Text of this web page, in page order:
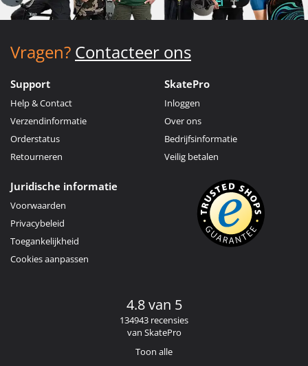
Vragen? Contacteer ons
Support
Help & Contact
Verzendinformatie
Orderstatus
Retourneren
SkatePro
Inloggen
Over ons
Bedrijfsinformatie
Veilig betalen
Juridische informatie
Voorwaarden
Privacybeleid
Toegankelijkheid
Cookies aanpassen
4.8 van 5
134943 recensies
van SkatePro
Toon alle